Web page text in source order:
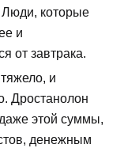
Люди, которые
и
от завтрака.
и
Дростанолон
этой суммы,
денежным